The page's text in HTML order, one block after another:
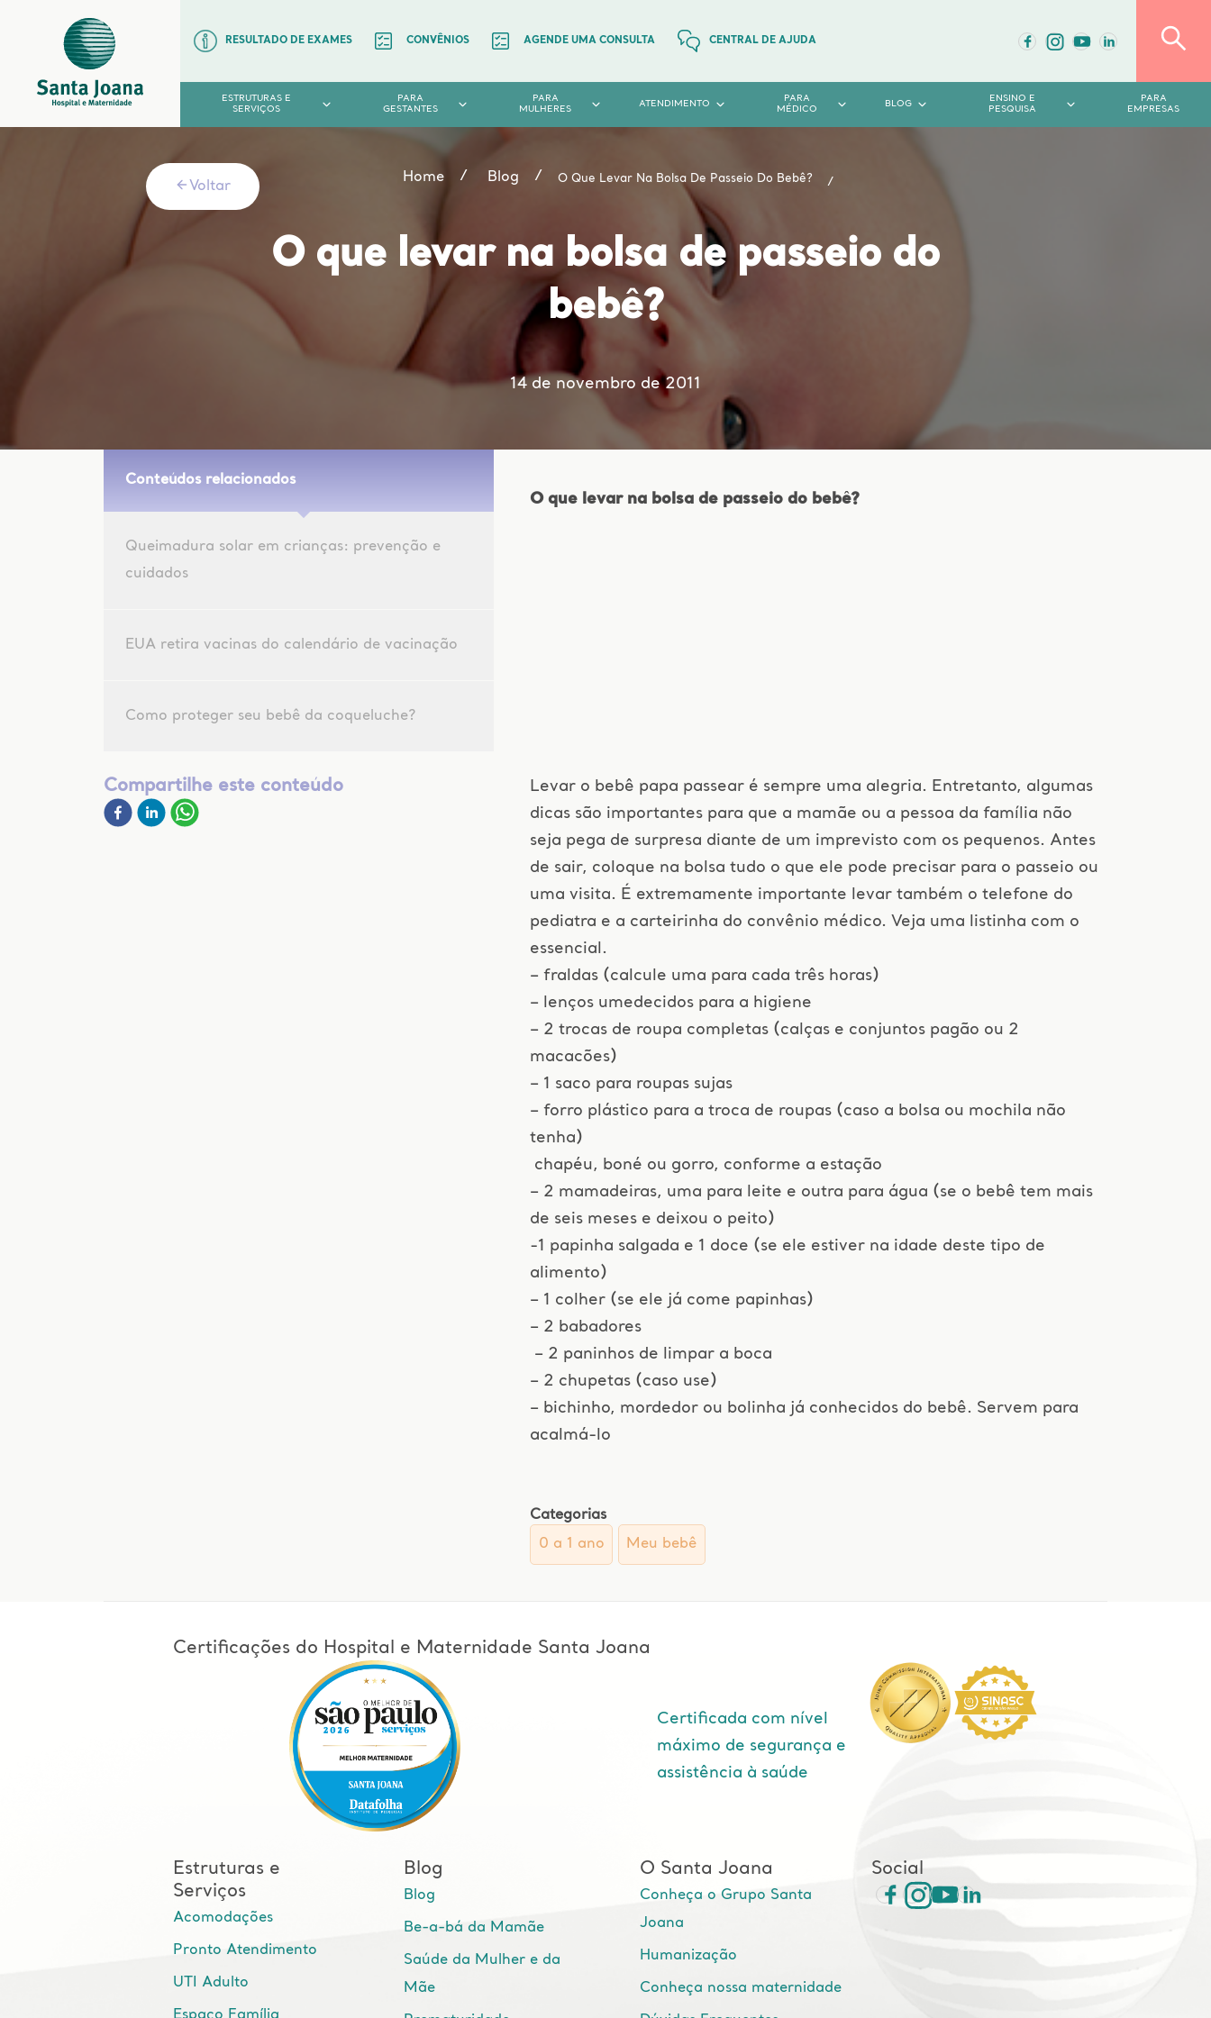
RESULTADO DE EXAMES CONVÊNIOS AGENDE UMA CONSULTA CENTRAL DE AJUDA
ESTRUTURAS E
SERVIÇOS
PARA
GESTANTES
PARA
MULHERES
ATENDIMENTO
PARA
MÉDICO
BLOG
ENSINO E
PESQUISA
PARA
EMPRESAS
Voltar
Home Blog O Que Levar Na Bolsa De Passeio Do Bebê?
O que levar na bolsa de passeio do
bebê?
14 de novembro de 2011
Conteúdos relacionados
Queimadura solar em crianças: prevenção e
cuidados
EUA retira vacinas do calendário de vacinação
Como proteger seu bebê da coqueluche?
Compartilhe este conteúdo
O que levar na bolsa de passeio do bebê?
Levar o bebê papa passear é sempre uma alegria. Entretanto, algumas
dicas são importantes para que a mamãe ou a pessoa da família não
seja pega de surpresa diante de um imprevisto com os pequenos. Antes
de sair, coloque na bolsa tudo o que ele pode precisar para o passeio ou
uma visita. É extremamente importante levar também o telefone do
pediatra e a carteirinha do convênio médico. Veja uma listinha com o
essencial.
– fraldas (calcule uma para cada três horas)
– lenços umedecidos para a higiene
– 2 trocas de roupa completas (calças e conjuntos pagão ou 2
macacões)
– 1 saco para roupas sujas
– forro plástico para a troca de roupas (caso a bolsa ou mochila não
tenha)
chapéu, boné ou gorro, conforme a estação
– 2 mamadeiras, uma para leite e outra para água (se o bebê tem mais
de seis meses e deixou o peito)
-1 papinha salgada e 1 doce (se ele estiver na idade deste tipo de
alimento)
– 1 colher (se ele já come papinhas)
– 2 babadores
– 2 paninhos de limpar a boca
– 2 chupetas (caso use)
– bichinho, mordedor ou bolinha já conhecidos do bebê. Servem para
acalmá-lo
Categorias
0 a 1 ano
Meu bebê
Certificações do Hospital e Maternidade Santa Joana
Certificada com nível
máximo de segurança e
assistência à saúde
Estruturas e
Serviços
Acomodações
Pronto Atendimento
UTI Adulto
Blog
Blog
Be-a-bá da Mamãe
Saúde da Mulher e da
Mãe
O Santa Joana
Conheça o Grupo Santa
Joana
Humanização
Conheça nossa maternidade
Social